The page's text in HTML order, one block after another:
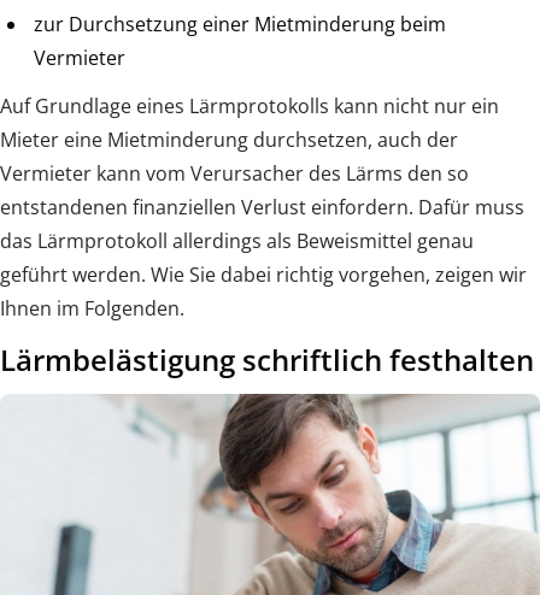
zur Durchsetzung einer Mietminderung beim
Vermieter
Auf Grundlage eines Lärmprotokolls kann nicht nur ein
Mieter eine Mietminderung durchsetzen, auch der
Vermieter kann vom Verursacher des Lärms den so
entstandenen finanziellen Verlust einfordern. Dafür muss
das Lärmprotokoll allerdings als Beweismittel genau
geführt werden. Wie Sie dabei richtig vorgehen, zeigen wir
Ihnen im Folgenden.
Lärmbelästigung schriftlich festhalten